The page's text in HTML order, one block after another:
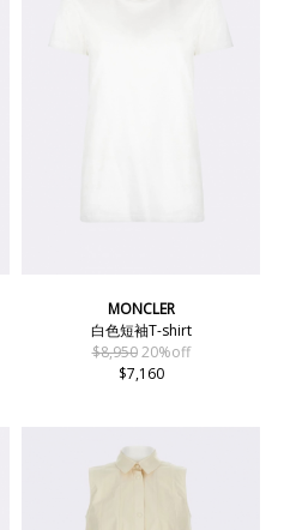
MONCLER
白色短袖T-shirt
$8,950 20%off
$7,160